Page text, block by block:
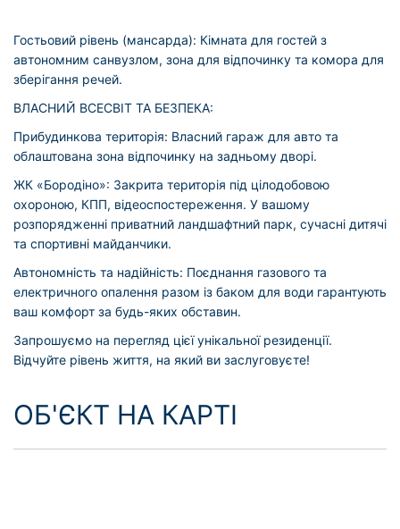
Гостьовий рівень (мансарда): Кімната для гостей з
автономним санвузлом, зона для відпочинку та комора для
зберігання речей.
ВЛАСНИЙ ВСЕСВІТ ТА БЕЗПЕКА:
Прибудинкова територія: Власний гараж для авто та
облаштована зона відпочинку на задньому дворі.
ЖК «Бородіно»: Закрита територія під цілодобовою
охороною, КПП, відеоспостереження. У вашому
розпорядженні приватний ландшафтний парк, сучасні дитячі
та спортивні майданчики.
Автономність та надійність: Поєднання газового та
електричного опалення разом із баком для води гарантують
ваш комфорт за будь-яких обставин.
Запрошуємо на перегляд цієї унікальної резиденції.
Відчуйте рівень життя, на який ви заслуговуєте!
ОБ'ЄКТ НА КАРТІ